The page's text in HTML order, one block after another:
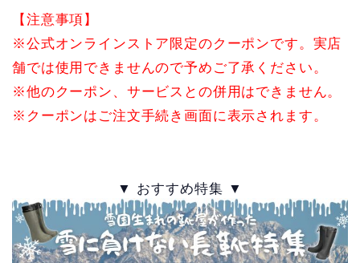
【注意事項】
※公式オンラインストア限定のクーポンです。実店
舗では使用できませんので予めご了承ください。
※他のクーポン、サービスとの併用はできません。
※クーポンはご注文手続き画面に表示されます。
▼ おすすめ特集 ▼